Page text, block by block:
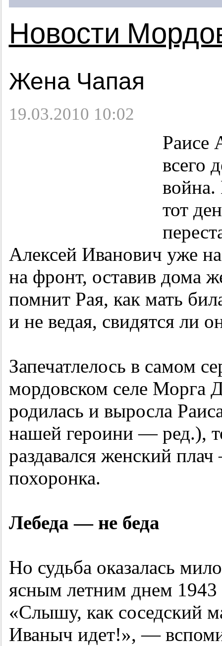
Новости
Жена Чапая
19.03.2010 10:02
Раисе
всего
тот
Алексей Иванович уже
на фронт, оставив дома
помнит Рая, как мать
и не ведая, свидятся ли
Запечатлелось в самом
мордовском селе Морга
родилась и выросла
нашей героини — ред.),
раздавался женский
похоронка.
Лебеда — не беда
Но судьба оказалась
ясным летним днем
«Слышу, как соседский
Иваныч идет!», —